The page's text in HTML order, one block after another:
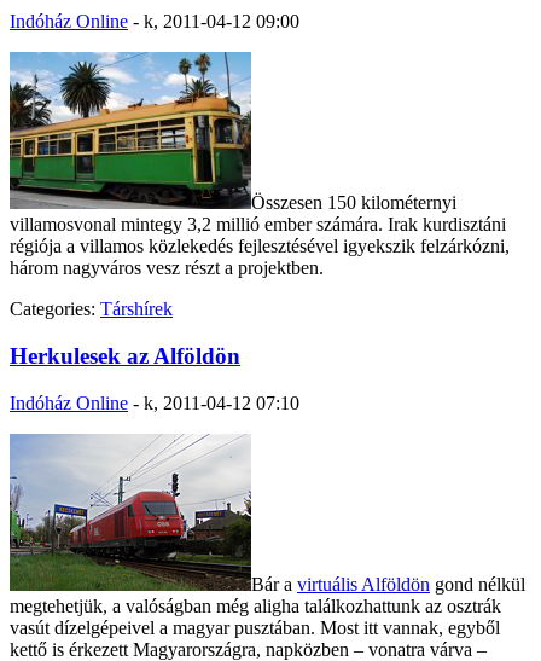
Indóház Online - k, 2011-04-12 09:00
Összesen 150 kilométernyi
villamosvonal mintegy 3,2 millió ember számára. Irak kurdisztáni
régiója a villamos közlekedés fejlesztésével igyekszik felzárkózni,
három nagyváros vesz részt a projektben.
Categories: Társhírek
Herkulesek az Alföldön
Indóház Online - k, 2011-04-12 07:10
Bár a virtuális Alföldön gond nélkül
megtehetjük, a valóságban még aligha találkozhattunk az osztrák
vasút dízelgépeivel a magyar pusztában. Most itt vannak, egyből
kettő is érkezett Magyarországra, napközben – vonatra várva –